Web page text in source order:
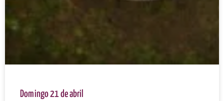
Domingo 21 de abril